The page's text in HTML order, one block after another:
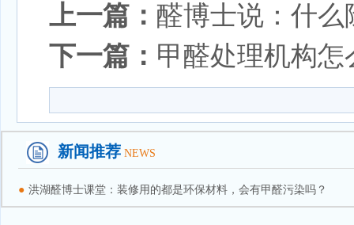
上一篇： 醛博士说：什
下一篇： 甲醛处理机构
新闻推荐 NEWS
● 洪湖醛博士课堂：装修用的都是环保材料，会有甲醛污染吗？